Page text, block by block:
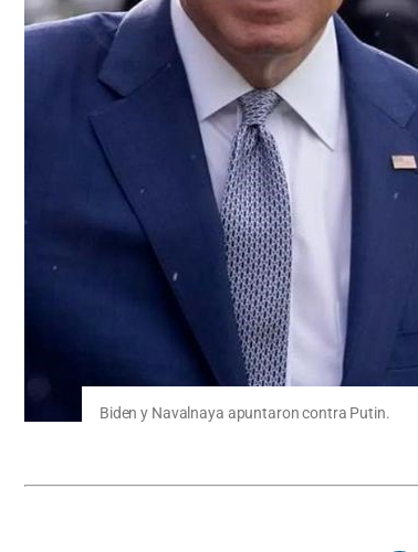
Biden y Navalnaya apuntaron contra Putin.